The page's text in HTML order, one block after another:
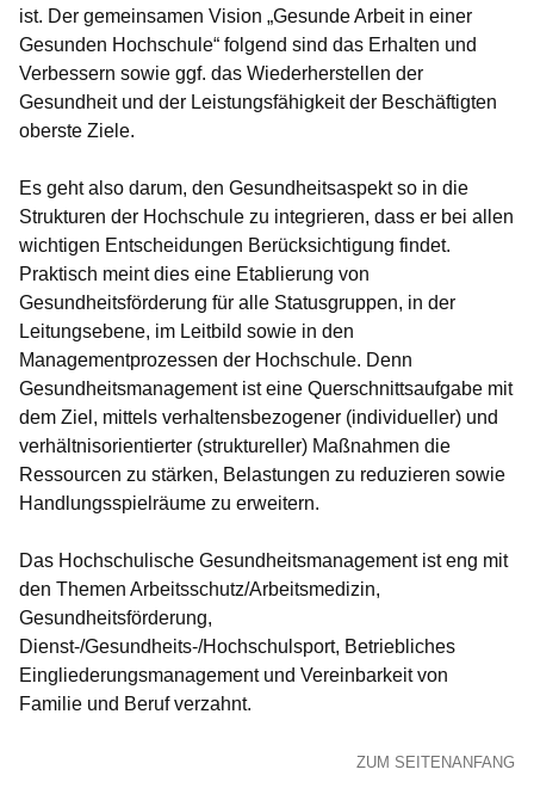
ist. Der gemeinsamen Vision „Gesunde Arbeit in einer
Gesunden Hochschule“ folgend sind das Erhalten und
Verbessern sowie ggf. das Wiederherstellen der
Gesundheit und der Leistungsfähigkeit der Beschäftigten
oberste Ziele.
Es geht also darum, den Gesundheitsaspekt so in die
Strukturen der Hochschule zu integrieren, dass er bei allen
wichtigen Entscheidungen Berücksichtigung findet.
Praktisch meint dies eine Etablierung von
Gesundheitsförderung für alle Statusgruppen, in der
Leitungsebene, im Leitbild sowie in den
Managementprozessen der Hochschule. Denn
Gesundheitsmanagement ist eine Querschnittsaufgabe mit
dem Ziel, mittels verhaltensbezogener (individueller) und
verhältnisorientierter (struktureller) Maßnahmen die
Ressourcen zu stärken, Belastungen zu reduzieren sowie
Handlungsspielräume zu erweitern.
Das Hochschulische Gesundheitsmanagement ist eng mit
den Themen Arbeitsschutz/Arbeitsmedizin,
Gesundheitsförderung,
Dienst-/Gesundheits-/Hochschulsport, Betriebliches
Eingliederungsmanagement und Vereinbarkeit von
Familie und Beruf verzahnt.
ZUM SEITENANFANG